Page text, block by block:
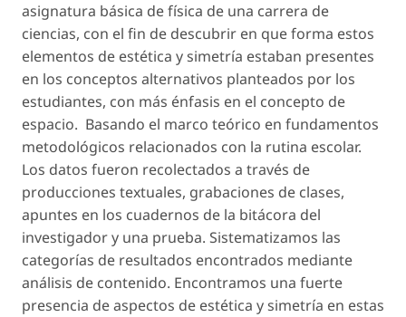
asignatura básica de física de una carrera de
ciencias, con el fin de descubrir en que forma estos
elementos de estética y simetría estaban presentes
en los conceptos alternativos planteados por los
estudiantes, con más énfasis en el concepto de
espacio. Basando el marco teórico en fundamentos
metodológicos relacionados con la rutina escolar.
Los datos fueron recolectados a través de
producciones textuales, grabaciones de clases,
apuntes en los cuadernos de la bitácora del
investigador y una prueba. Sistematizamos las
categorías de resultados encontrados mediante
análisis de contenido. Encontramos una fuerte
presencia de aspectos de estética y simetría en estas